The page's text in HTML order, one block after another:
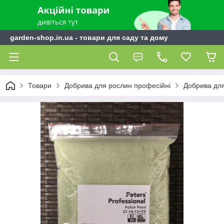
garden-shop.in.ua - товари для саду та дому
Товари Добрива для рослин професійні Добрива